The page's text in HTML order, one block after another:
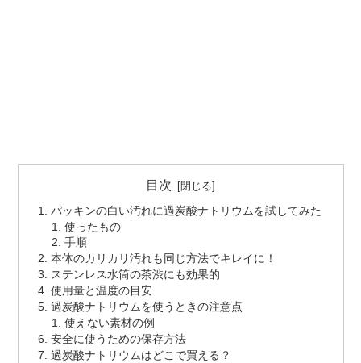
目次
パッキンの白い汚れに過炭酸ナトリウムを試してみた
使ったもの
手順
本体のカリカリ汚れも同じ方法でキレイに！
ステンレス水筒の茶渋にも効果的
使用量と温度の目安
過炭酸ナトリウムを使うときの注意点
使えない素材の例
安全に使うための保存方法
過炭酸ナトリウムはどこで買える？